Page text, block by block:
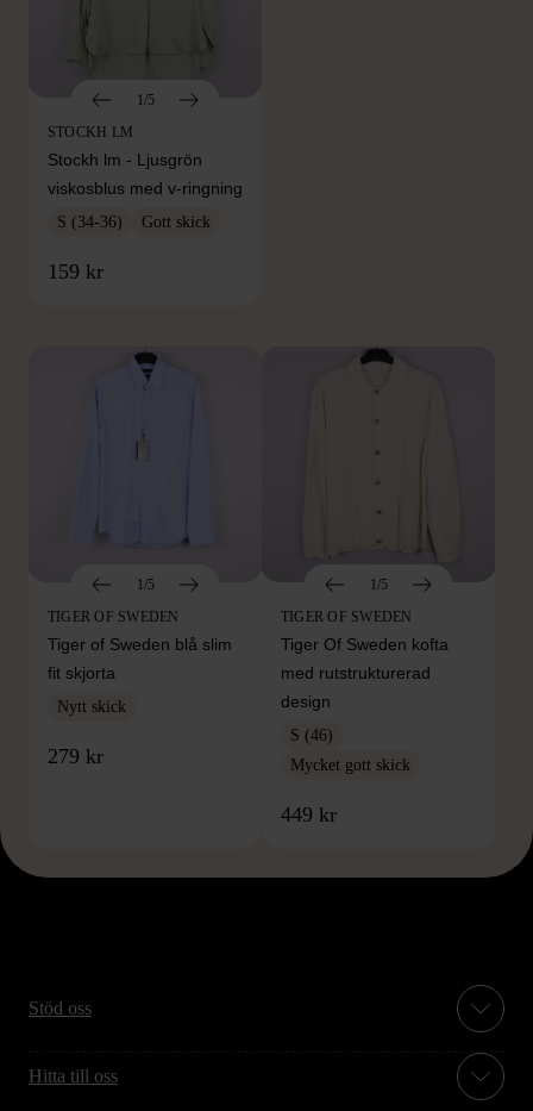
1/5
STOCKH LM
Stockh lm - Ljusgrön
viskosblus med v-ringning
S (34-36) Gott skick
159 kr
FRÅN SAMMA VARUMÄRKE
1/5
TIGER OF SWEDEN
Tiger of Sweden blå slim
fit skjorta
Nytt skick
279 kr
1/5
TIGER OF SWEDEN
Tiger Of Sweden kofta
med rutstrukturerad
design
S (46)
Mycket gott skick
449 kr
Stöd oss
Hitta till oss